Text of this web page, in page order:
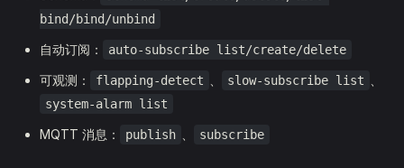
bind/bind/unbind
自动订阅： auto-subscribe list/create/delete
可观测： flapping-detect slow-subscribe list
system-alarm list
MQTT 消息： publish subscribe